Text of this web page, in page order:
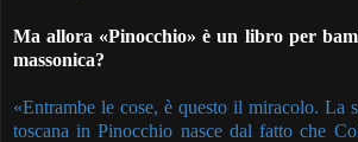
Ma allora «Pinocchio» è un libro per
massonica?
«Entrambe le cose, è questo il miracolo. La
toscana in Pinocchio nasce dal fatto che